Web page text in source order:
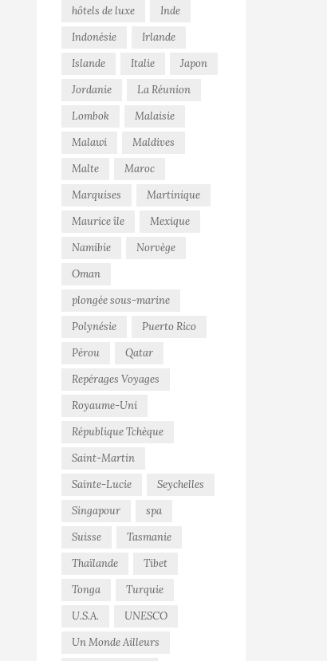
hôtels de luxe
Inde
Indonésie
Irlande
Islande
Italie
Japon
Jordanie
La Réunion
Lombok
Malaisie
Malawi
Maldives
Malte
Maroc
Marquises
Martinique
Maurice île
Mexique
Namibie
Norvège
Oman
plongée sous-marine
Polynésie
Puerto Rico
Pérou
Qatar
Repérages Voyages
Royaume-Uni
République Tchèque
Saint-Martin
Sainte-Lucie
Seychelles
Singapour
spa
Suisse
Tasmanie
Thaïlande
Tibet
Tonga
Turquie
U.S.A.
UNESCO
Un Monde Ailleurs